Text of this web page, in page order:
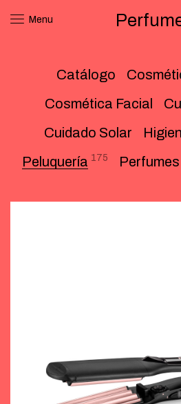
Menu
Catálogo
Cosmética Facial
Cuidado Solar
Peluquería 175 Perfumes